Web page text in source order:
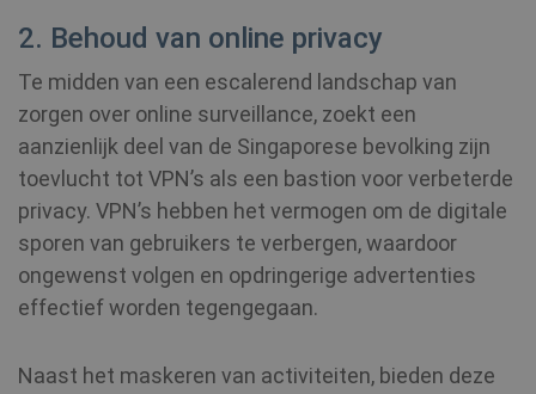
2. Behoud van online privacy
Te midden van een escalerend landschap van
zorgen over online surveillance, zoekt een
aanzienlijk deel van de Singaporese bevolking zijn
toevlucht tot VPN’s als een bastion voor verbeterde
privacy. VPN’s hebben het vermogen om de digitale
sporen van gebruikers te verbergen, waardoor
ongewenst volgen en opdringerige advertenties
effectief worden tegengegaan.
Naast het maskeren van activiteiten, bieden deze